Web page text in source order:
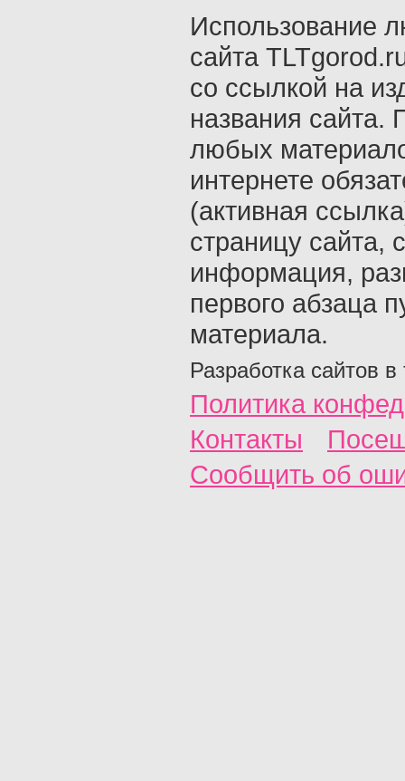
Использование
сайта
со ссылкой на
названия сайта.
любых
интернете
(активная
страницу сайта,
информация,
первого абзаца
материала.
Разработка сайтов в
Политика
Контакты
Сообщить об